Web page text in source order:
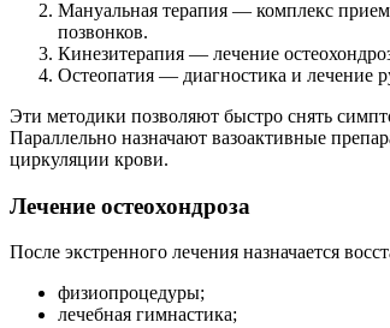
Мануальная терапия — комплекс
позвонков.
Кинезитерапия — лечение
Остеопатия — диагностика и лечение
Эти методики позволяют быстро снять
Параллельно назначают вазоактивные
циркуляции крови.
Лечение остеохондроза
После экстренного лечения назначается
физиопроцедуры;
лечебная гимнастика;